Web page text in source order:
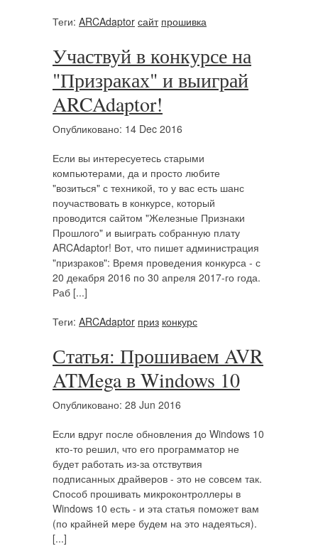
Теги: ARCAdaptor сайт прошивка
Участвуй в конкурсе на
"Призраках" и выиграй
ARCAdaptor!
Опубликовано: 14 Dec 2016
Если вы интересуетесь старыми
компьютерами, да и просто любите
"возиться" с техникой, то у вас есть шанс
поучаствовать в конкурсе, который
проводится сайтом "Железные Признаки
Прошлого" и выиграть собранную плату
ARCAdaptor! Вот, что пишет администрация
"призраков": Время проведения конкурса - с
20 декабря 2016 по 30 апреля 2017-го года.
Раб [...]
Теги: ARCAdaptor приз конкурс
Статья: Прошиваем AVR
ATMega в Windows 10
Опубликовано: 28 Jun 2016
Если вдруг после обновления до Windows 10
кто-то решил, что его программатор не
будет работать из-за отствутвия
подписанных драйверов - это не совсем так.
Способ прошивать микроконтроллеры в
Windows 10 есть - и эта статья поможет вам
(по крайней мере будем на это надеяться).
[...]